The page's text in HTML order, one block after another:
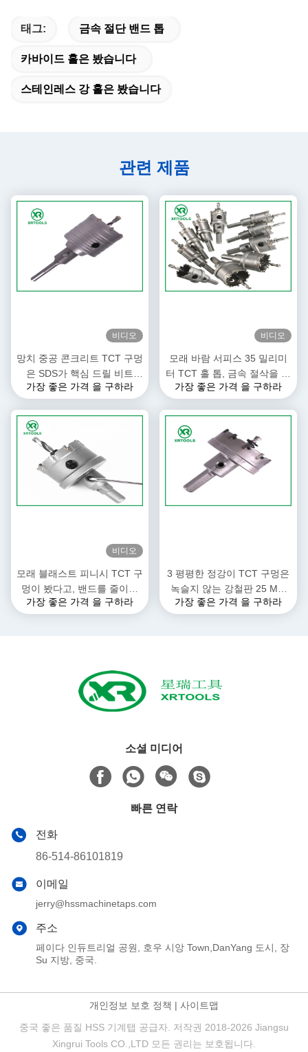
태그: 금속 절단 밴드 톱
카바이드 홀은 봤습니다
스테인레스 강 홀은 봤습니다
관련 제품
비디오
망치 중공 콘크리트 TCT 구멍
은 SDS가 핵심 드릴 비트
M22 스레드로 더하는 것을 봤
가장 좋은 가격 을 구하라
비디오
모래 바람 서피스 35 밀리미
터 TCT 홀 톱, 금속 절삭을 위
한 카바이드 홀 톱
가장 좋은 가격 을 구하라
비디오
모래 블래스트 피니시 TCT 구
멍이 봤다고, 밴드를 줄이는
텅스텐 카바이드 금속은 보였
가장 좋은 가격 을 구하라
3 평평한 정강이 TCT 구멍은
녹슬지 않는 강철판 25 Mm
동안 커터가 깊이를 줄이는 것
가장 좋은 가격 을 구하라
소셜 미디어
빠른 연락
전화
86-514-86101819
이메일
jerry@hssmachinetaps.com
주소
페이다 인듀트리얼 공원, 호우 시앙 Town,DanYang 도시, 장
Su 지방, 중국.
개인정보 보호 정책 | 사이트맵
중국 좋은 품질 HSS 기계탭 공급자. 저작권 2018-2026 Jiangsu
Xingrui Tools CO.,LTD 모든 권리는 보호됩니다.